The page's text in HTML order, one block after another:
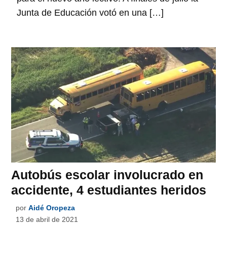
Junta de Educación votó en una […]
Autobús escolar involucrado en
accidente, 4 estudiantes heridos
por Aidé Oropeza
13 de abril de 2021